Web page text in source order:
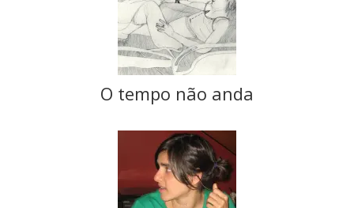
O tempo não anda